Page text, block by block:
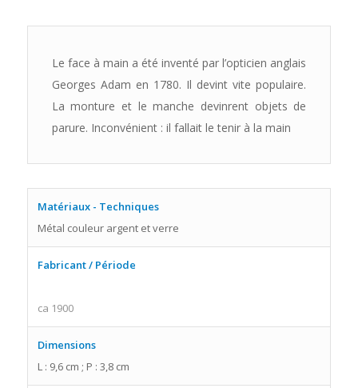
Le face à main a été inventé par l’opticien anglais
Georges Adam en 1780. Il devint vite populaire.
La monture et le manche devinrent objets de
parure. Inconvénient : il fallait le tenir à la main
Matériaux - Techniques
Métal couleur argent et verre
Fabricant / Période
ca 1900
Dimensions
L : 9,6 cm ; P : 3,8 cm